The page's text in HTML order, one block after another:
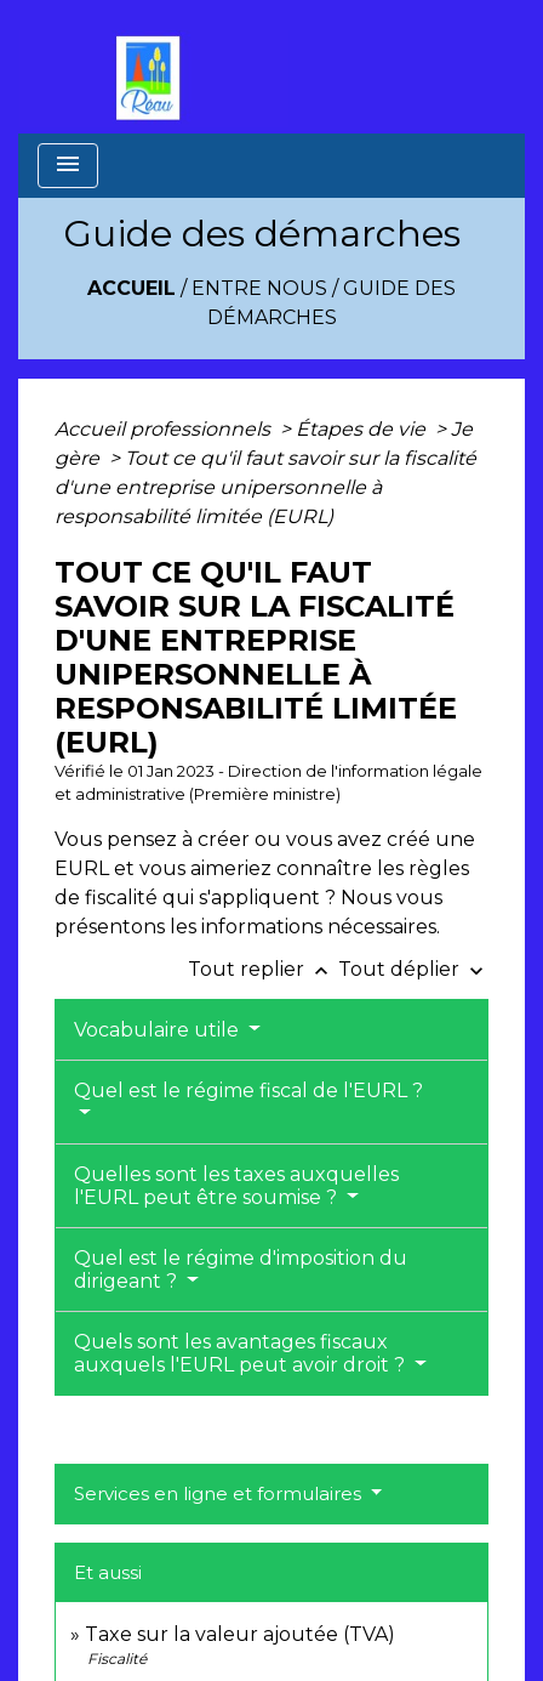
menu
Guide des démarches
ACCUEIL / ENTRE NOUS /GUIDE DES
DÉMARCHES
Accueil professionnels > Étapes de vie > Je
gère > Tout ce qu'il faut savoir sur la fiscalité
d'une entreprise unipersonnelle à
responsabilité limitée (EURL)
TOUT CE QU'IL FAUT
SAVOIR SUR LA FISCALITÉ
D'UNE ENTREPRISE
UNIPERSONNELLE À
RESPONSABILITÉ LIMITÉE
(EURL)
Vérifié le 01 Jan 2023 - Direction de l'information légale
et administrative (Première ministre)
Vous pensez à créer ou vous avez créé une
EURL et vous aimeriez connaître les règles
de fiscalité qui s'appliquent ? Nous vous
présentons les informations nécessaires.
Tout replier keyboard_arrow_up Tout déplier keyboard_arrow_down
Vocabulaire utile
Quel est le régime fiscal de l'EURL ?
Quelles sont les taxes auxquelles
l'EURL peut être soumise ?
Quel est le régime d'imposition du
dirigeant ?
Quels sont les avantages fiscaux
auxquels l'EURL peut avoir droit ?
Services en ligne et formulaires
Et aussi
Taxe sur la valeur ajoutée (TVA)
Fiscalité